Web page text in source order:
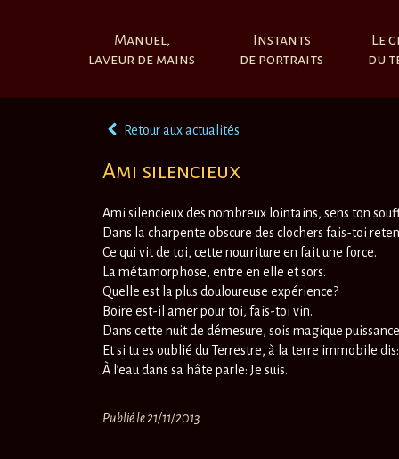
Manuel,
laveur de mains
Instants
de portraits
Le
du
Retour aux actualités
Ami silencieux
Ami silencieux des nombreux lointains, sens ton
Dans la charpente obscure des clochers fais-toi
Ce qui vit de toi, cette nourriture en fait une force.
La métamorphose, entre en elle et sors.
Quelle est la plus douloureuse expérience?
Boire est-il amer pour toi, fais-toi vin.
Dans cette nuit de démesure, sois magique
Et si tu es oublié du Terrestre, à la terre immobile dis:
À l’eau dans sa hâte parle: Je suis.
Publié le 21/11/2013